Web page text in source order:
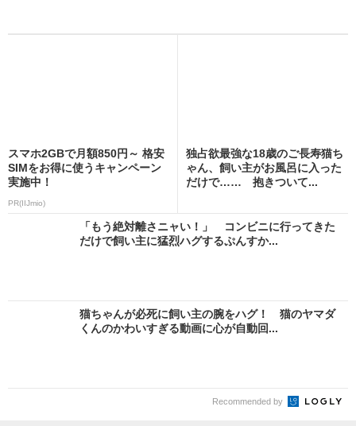
スマホ2GBで月額850円～ 格安
SIMをお得に使うキャンペーン
実施中！
PR(IIJmio)
独占欲最強な18歳のご長寿猫ち
ゃん、飼い主がお風呂に入った
だけで…… 抱きついて...
「もう絶対離さニャい！」 コンビニに行ってきた
だけで飼い主に猛烈ハグするぷんすか...
猫ちゃんが必死に飼い主の腕をハグ！ 猫のヤマダ
くんのかわいすぎる動画に心が自動回...
Recommended by